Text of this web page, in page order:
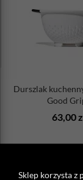
Sklep korzysta z
Durszlak
Good
63,00